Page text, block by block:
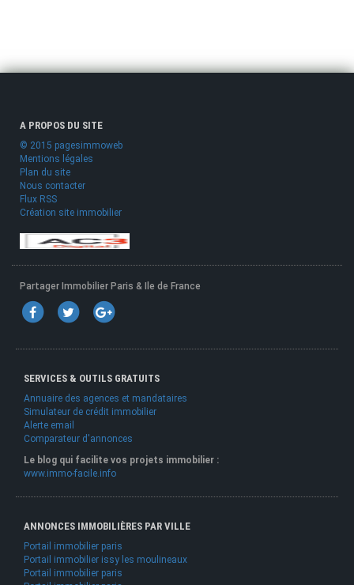
A PROPOS DU SITE
© 2015 pagesimmoweb
Mentions légales
Plan du site
Nous contacter
Flux RSS
Création site immobilier
Partager Immobilier Paris & Ile de France
SERVICES & OUTILS GRATUITS
Annuaire des agences et mandataires
Simulateur de crédit immobilier
Alerte email
Comparateur d'annonces
Le blog qui facilite vos projets immobilier :
www.immo-facile.info
ANNONCES IMMOBILIÈRES PAR VILLE
Portail immobilier paris
Portail immobilier issy les moulineaux
Portail immobilier paris